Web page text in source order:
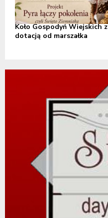
Koło Gospodyń Wiejskich z
dotacją od marszałka